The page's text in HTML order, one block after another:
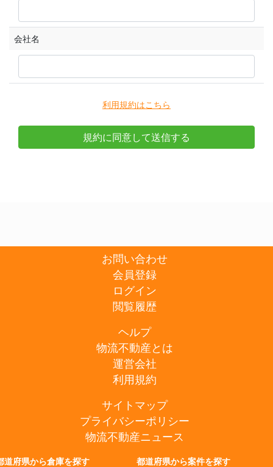
会社名
利用規約はこちら
お問い合わせ
会員登録
ログイン
閲覧履歴
ヘルプ
物流不動産とは
運営会社
利用規約
サイトマップ
プライバシーポリシー
物流不動産ニュース
道府県から倉庫を探す
都道府県から案件を探す